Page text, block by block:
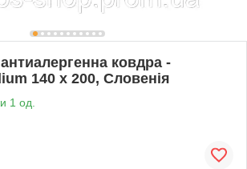
ковдра -
140 x 200, Словенія
1 од.